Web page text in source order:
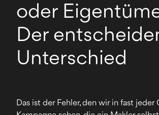
oder
Der
Unterschied
Das ist der Fehler, den wir in fast jeder